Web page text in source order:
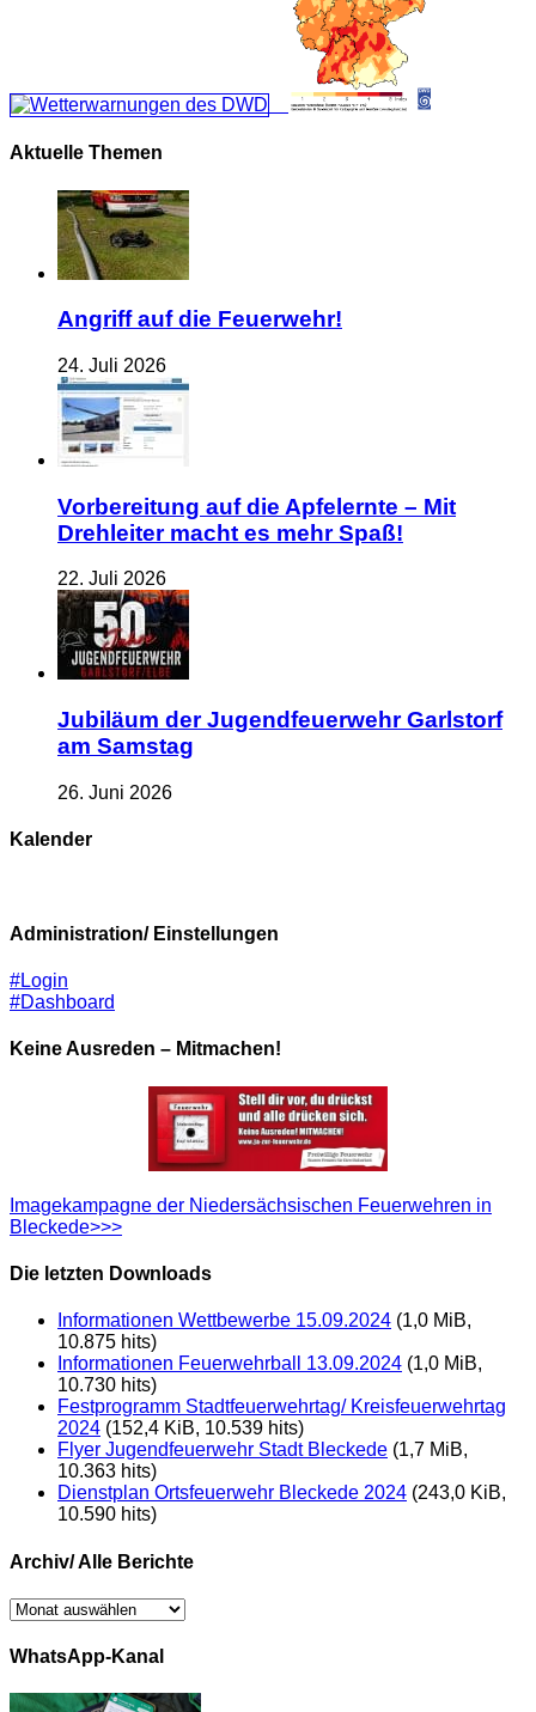
Aktuelle Themen
Angriff auf die Feuerwehr!
24. Juli 2026
Vorbereitung auf die Apfelernte – Mit
Drehleiter macht es mehr Spaß!
22. Juli 2026
Jubiläum der Jugendfeuerwehr Garlstorf
am Samstag
26. Juni 2026
Kalender
Administration/ Einstellungen
#Login
#Dashboard
Keine Ausreden – Mitmachen!
Imagekampagne der Niedersächsischen Feuerwehren in
Bleckede>>>
Die letzten Downloads
Informationen Wettbewerbe 15.09.2024 (1,0 MiB,
10.875 hits)
Informationen Feuerwehrball 13.09.2024 (1,0 MiB,
10.730 hits)
Festprogramm Stadtfeuerwehrtag/ Kreisfeuerwehrtag
2024 (152,4 KiB, 10.539 hits)
Flyer Jugendfeuerwehr Stadt Bleckede (1,7 MiB,
10.363 hits)
Dienstplan Ortsfeuerwehr Bleckede 2024 (243,0 KiB,
10.590 hits)
Archiv/ Alle Berichte
Archiv/
Berichte
WhatsApp-Kanal